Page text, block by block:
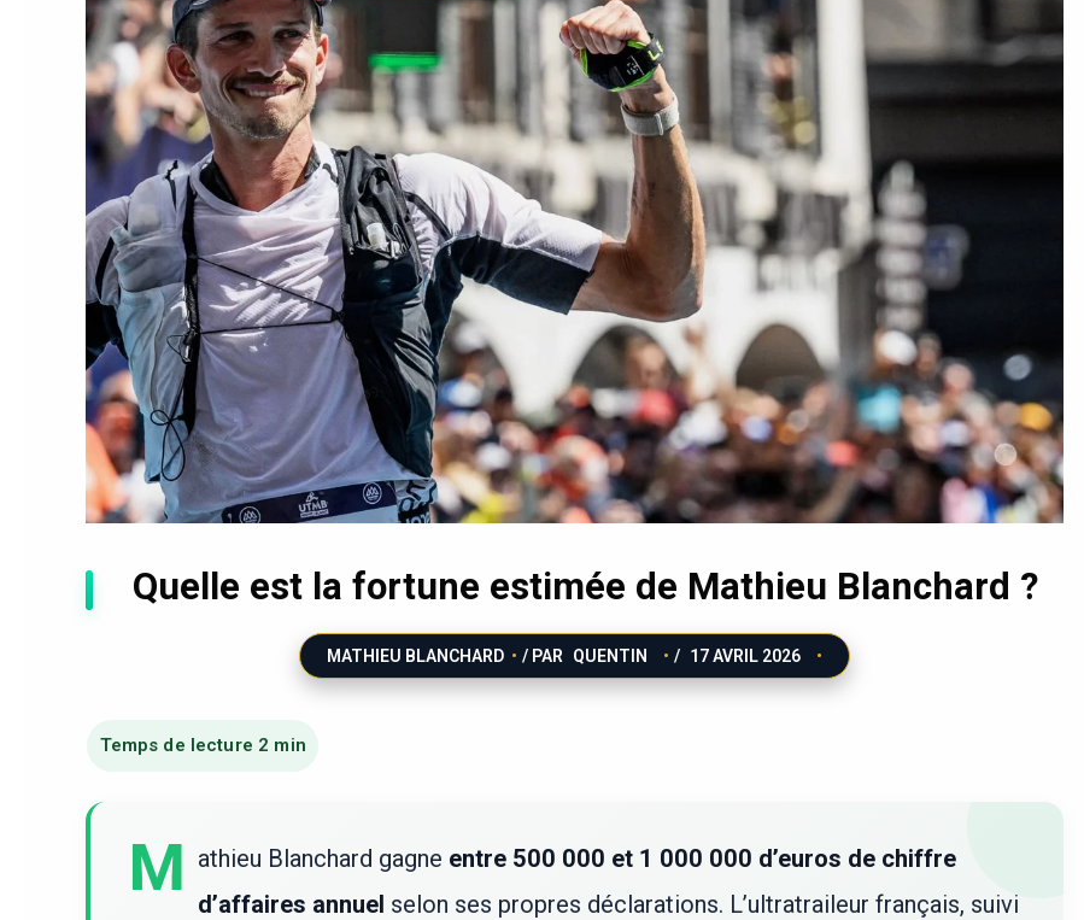
Quelle est la fortune estimée de Mathieu Blanchard ?
MATHIEU BLANCHARD / PAR QUENTIN / 17 AVRIL 2026
M athieu Blanchard gagne entre 500 000 et 1 000 000 d’euros de chiffre
d’affaires annuel selon ses propres déclarations. L’ultratraileur français, suivi